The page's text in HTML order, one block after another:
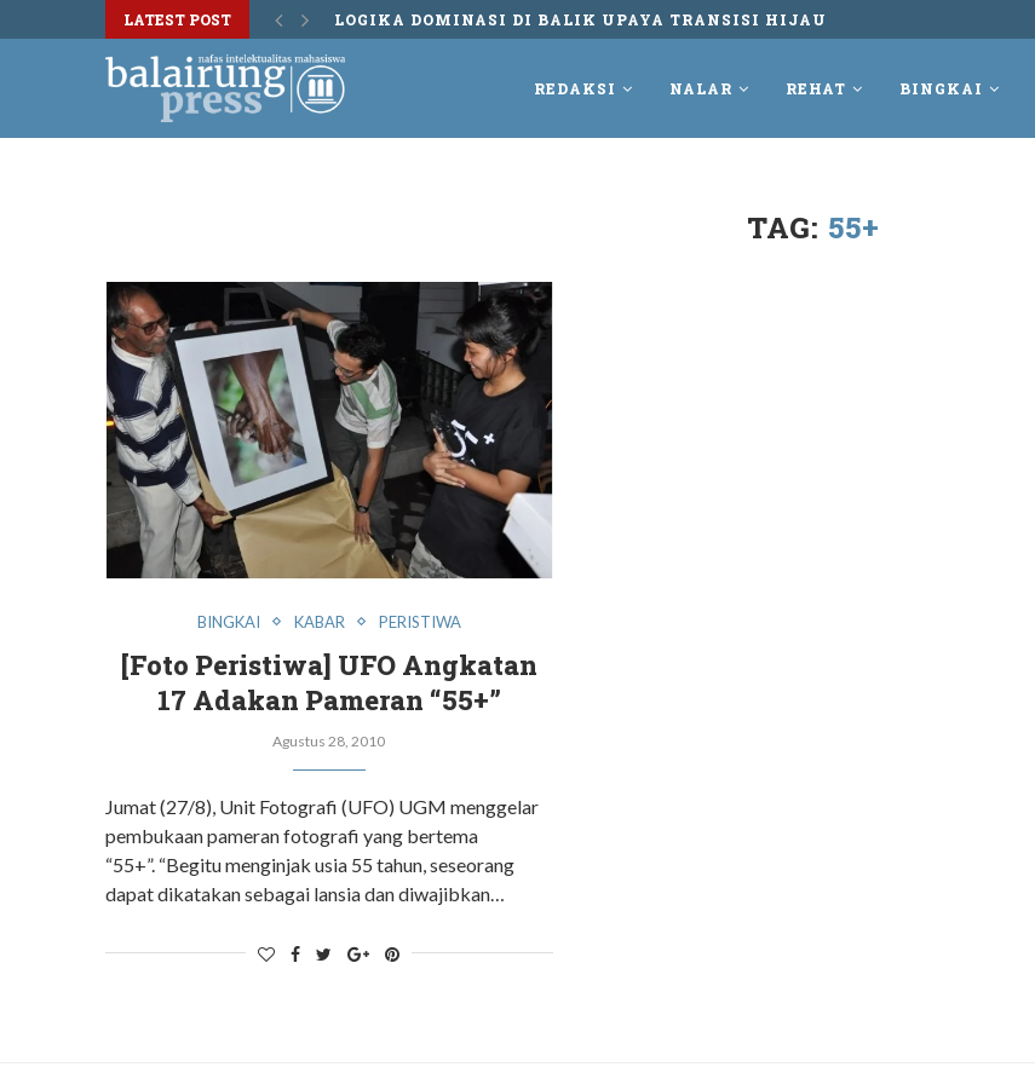
LATEST POST DISKUSI BUKU TERSUNGKUR DAN TETAP MELAWAN REKAM PERLAWANAN...
REDAKSI NALAR REHAT BINGKAI
TAG: 55+
BINGKAI KABAR PERISTIWA
[Foto Peristiwa] UFO Angkatan
17 Adakan Pameran “55+”
Agustus 28, 2010
Jumat (27/8), Unit Fotografi (UFO) UGM menggelar
pembukaan pameran fotografi yang bertema
“55+”. “Begitu menginjak usia 55 tahun, seseorang
dapat dikatakan sebagai lansia dan diwajibkan…